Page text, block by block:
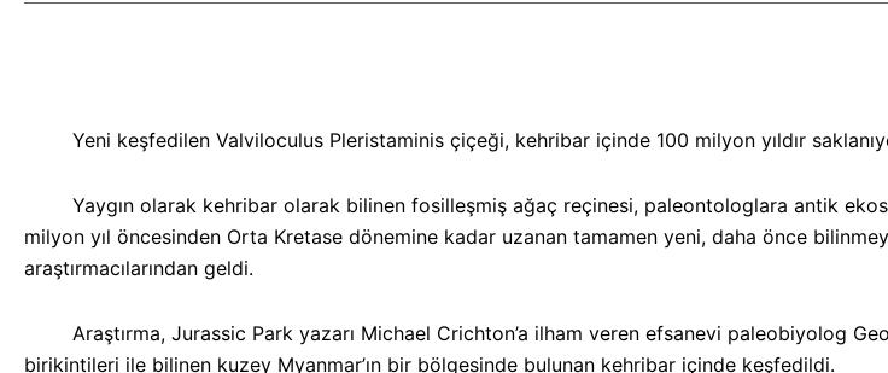
Yeni keşfedilen Valviloculus Pleristaminis çiçeği, kehribar içinde 100 milyon yıldır
Yaygın olarak kehribar olarak bilinen fosilleşmiş ağaç reçinesi, paleontologlara antik
milyon yıl öncesinden Orta Kretase dönemine kadar uzanan tamamen yeni, daha önce
araştırmacılarından geldi.
Araştırma, Jurassic Park yazarı Michael Crichton’a ilham veren efsanevi paleobiyolog
birikintileri ile bilinen kuzey Myanmar’ın bir bölgesinde bulunan kehribar içinde keşfedildi.